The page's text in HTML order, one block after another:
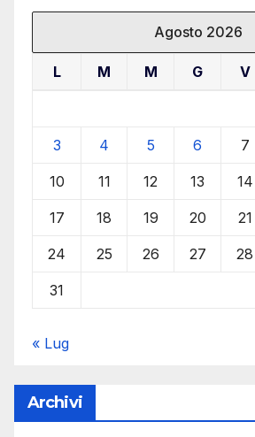
Agosto 2026
L M M G V
3 4 5 6 7
10 11 12 13 14
17 18 19 20 21
24 25 26 27 28
31
« Lug
Archivi